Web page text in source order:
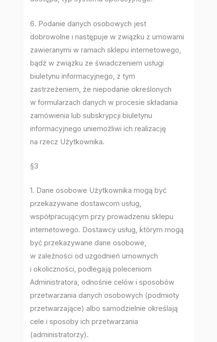
6. Podanie danych osobowych jest
dobrowolne i następuje w związku z umowami
zawieranymi w ramach sklepu internetowego,
bądź w związku ze świadczeniem usługi
biuletynu informacyjnego, z tym
zastrzeżeniem, że niepodanie określonych
w formularzach danych w procesie składania
zamówienia lub subskrypcji biuletynu
informacyjnego uniemożliwi ich realizację
na rzecz Użytkownika.
§3
1. Dane osobowe Użytkownika mogą być
przekazywane dostawcom usług,
współpracującym przy prowadzeniu sklepu
internetowego. Dostawcy usług, którym mogą
być przekazywane dane osobowe,
w zależności od uzgodnień umownych
i okoliczności, podlegają poleceniom
Administratora, odnośnie celów i sposobów
przetwarzania danych osobowych (podmioty
przetwarzające) albo samodzielnie określają
cele i sposoby ich przetwarzania
(administratorzy).